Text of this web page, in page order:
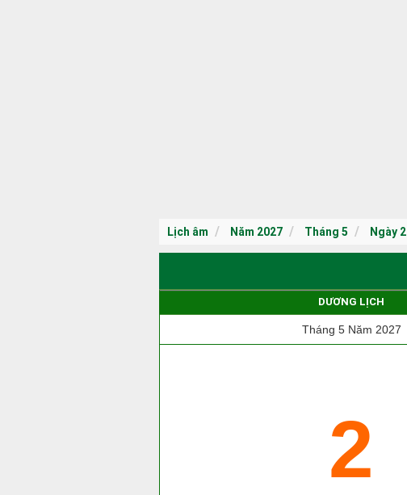
Lịch âm Năm 2027 Tháng 5 Ngày 2
DƯƠNG LỊCH
Tháng 5 Năm 2027
2